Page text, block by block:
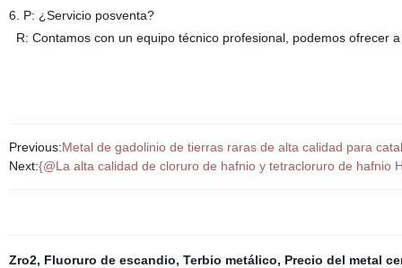
6. P: ¿Servicio posventa?
R: Contamos con un equipo técnico profesional, podemos ofrecer
Previous:Metal de gadolinio de tierras raras de alta calidad para
Next:{@La alta calidad de cloruro de hafnio y tetracloruro de hafnio
Zro2, Fluoruro de escandio, Terbio metálico, Precio del metal